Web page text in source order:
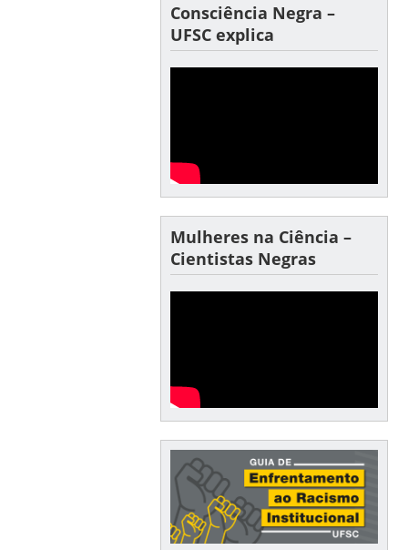
Consciência Negra –
UFSC explica
Mulheres na Ciência –
Cientistas Negras